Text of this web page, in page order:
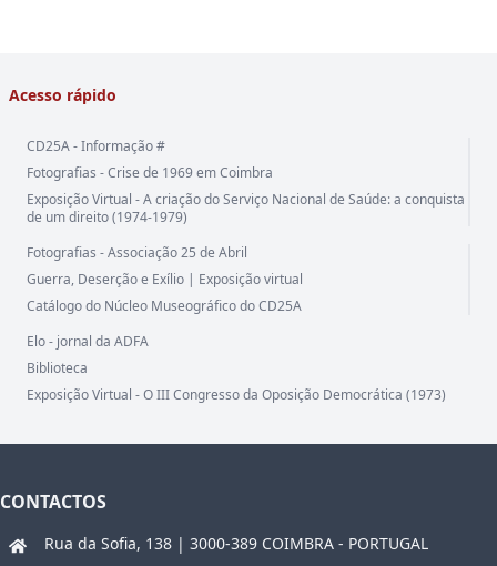
Acesso rápido
CD25A - Informação #
Fotografias - Crise de 1969 em Coimbra
Exposição Virtual - A criação do Serviço Nacional de Saúde: a conquista
de um direito (1974-1979)
Fotografias - Associação 25 de Abril
Guerra, Deserção e Exílio | Exposição virtual
Catálogo do Núcleo Museográfico do CD25A
Elo - jornal da ADFA
Biblioteca
Exposição Virtual - O III Congresso da Oposição Democrática (1973)
CONTACTOS
Rua da Sofia, 138 | 3000-389 COIMBRA - PORTUGAL